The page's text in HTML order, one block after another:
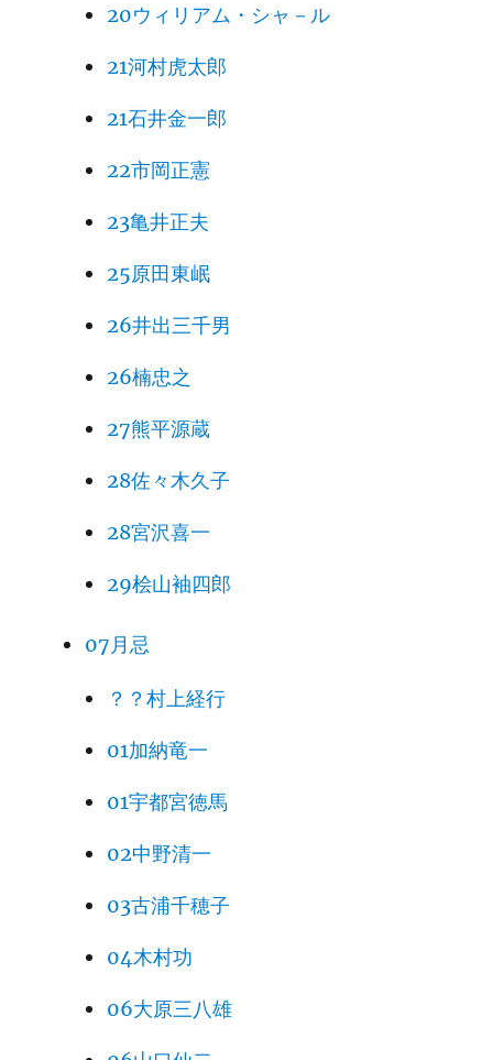
20ウィリアム・シャ－ル
21河村虎太郎
21石井金一郎
22市岡正憲
23亀井正夫
25原田東岷
26井出三千男
26楠忠之
27熊平源蔵
28佐々木久子
28宮沢喜一
29桧山袖四郎
07月忌
？？村上経行
01加納竜一
01宇都宮徳馬
02中野清一
03古浦千穂子
04木村功
06大原三八雄